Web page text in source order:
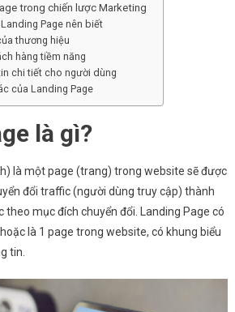
trong chiến lược Marketing
Page nên biết
thương hiệu
hàng tiềm năng
chi tiết cho người dùng
của Landing Page
là gì?
là một page (trang) trong website sẽ được
đổi traffic (người dùng truy cập) thành
theo mục đích chuyển đổi. Landing Page có
là 1 page trong website, có khung biểu
tin.